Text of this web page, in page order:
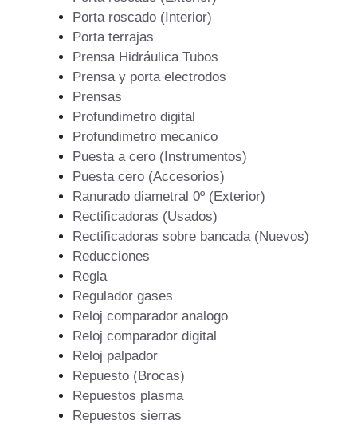
Porta roscado (Interior)
Porta terrajas
Prensa Hidráulica Tubos
Prensa y porta electrodos
Prensas
Profundimetro digital
Profundimetro mecanico
Puesta a cero (Instrumentos)
Puesta cero (Accesorios)
Ranurado diametral 0º (Exterior)
Rectificadoras (Usados)
Rectificadoras sobre bancada (Nuevos)
Reducciones
Regla
Regulador gases
Reloj comparador analogo
Reloj comparador digital
Reloj palpador
Repuesto (Brocas)
Repuestos plasma
Repuestos sierras